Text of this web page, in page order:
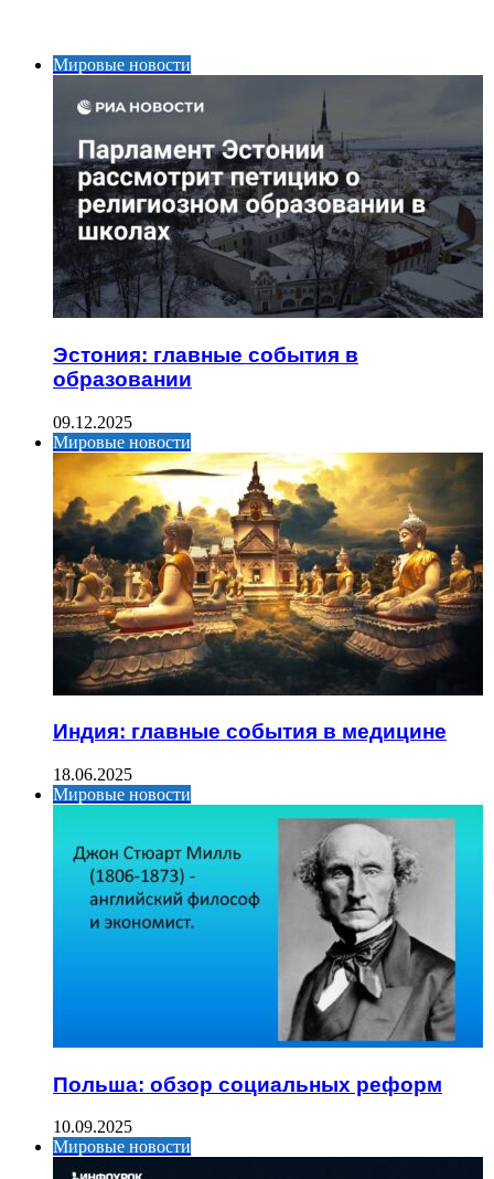
Мировые новости
Эстония: главные события в
образовании
09.12.2025
Мировые новости
Индия: главные события в медицине
18.06.2025
Мировые новости
Польша: обзор социальных реформ
10.09.2025
Мировые новости